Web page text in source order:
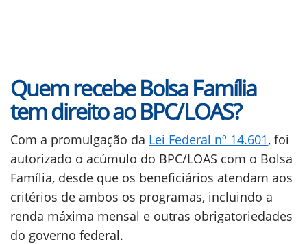
Quem recebe Bolsa Família
tem direito ao BPC/LOAS?
Com a promulgação da Lei Federal nº 14.601, foi
autorizado o acúmulo do BPC/LOAS com o Bolsa
Família, desde que os beneficiários atendam aos
critérios de ambos os programas, incluindo a
renda máxima mensal e outras obrigatoriedades
do governo federal.